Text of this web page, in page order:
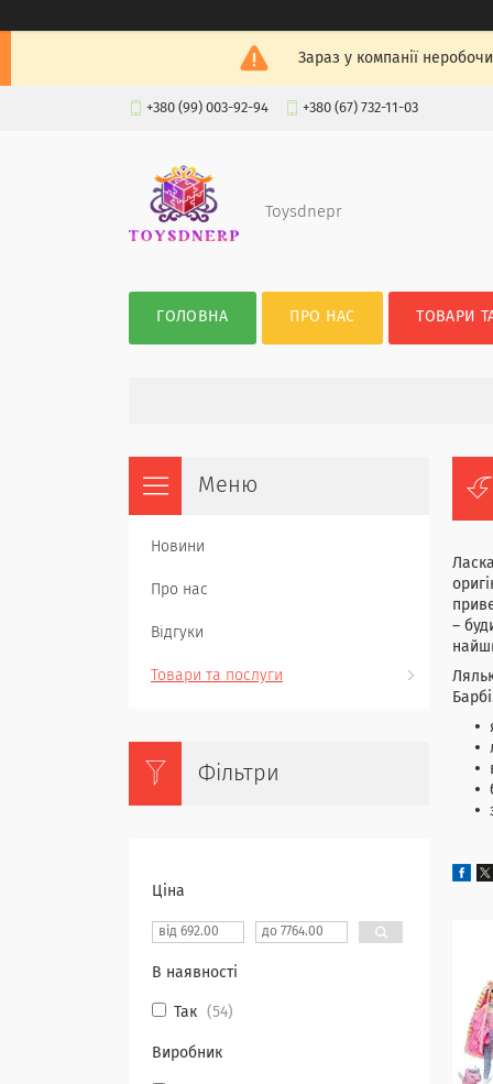
Зараз у компанії
+380 (99) 003-92-94 +380 (67) 732-11-03
Toysdnepr
ГОЛОВНА ПРО НАС ТОВАРИ
–
Новини
Про нас
Відгуки
Товари та послуги
Фільтри
Ціна
В наявності
Так 54
Виробник